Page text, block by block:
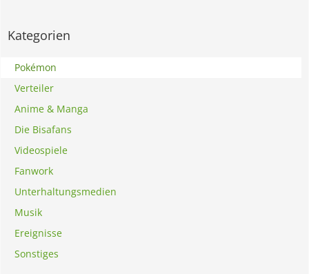
Kategorien
Pokémon
Verteiler
Anime & Manga
Die Bisafans
Videospiele
Fanwork
Unterhaltungsmedien
Musik
Ereignisse
Sonstiges